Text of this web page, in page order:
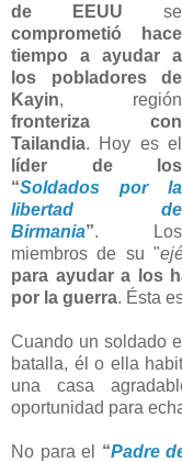
de EEUU se
comprometió hace
tiempo a ayudar a
los pobladores de
Kayin, región
fronteriza con
Tailandia. Hoy es el
líder de los
“Soldados por la
libertad de
Birmania”. Los
miembros de su "
para ayudar a los
por la guerra. Ésta
Cuando un soldado
batalla, él o ella
una casa
oportunidad para
No para el “Padre